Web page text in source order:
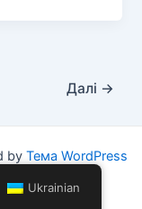
Далі →
by Тема WordPress
Ukrainian